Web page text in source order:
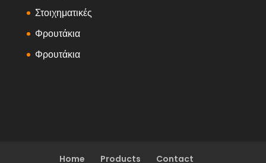
Στοιχηματικές
Φρουτάκια
Φρουτάκια
Home Products Contact